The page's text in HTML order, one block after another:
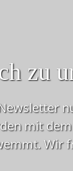
zu
mit
Wir